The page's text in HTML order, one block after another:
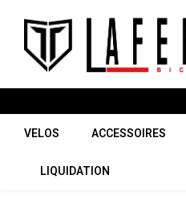
VELOS ACCESSOIRES
LIQUIDATION